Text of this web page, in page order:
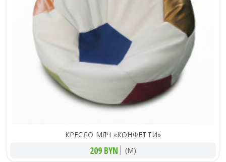
КРЕСЛО МЯЧ «КОНФЕТТИ»
209 BYN (M)